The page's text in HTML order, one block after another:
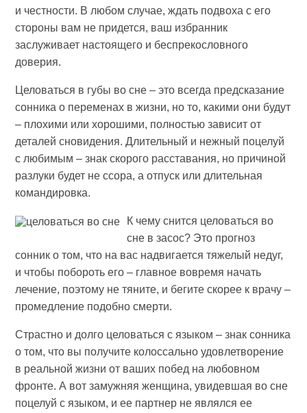
и честности. В любом случае, ждать подвоха с его
стороны вам не придется, ваш избранник
заслуживает настоящего и беспрекословного
доверия.
Целоваться в губы во сне – это всегда предсказание
сонника о переменах в жизни, но то, какими они будут
– плохими или хорошими, полностью зависит от
деталей сновидения. Длительный и нежный поцелуй
с любимым – знак скорого расставания, но причиной
разлуки будет не ссора, а отпуск или длительная
командировка.
К чему снится целоваться во
сне в засос? Это прогноз
сонник о том, что на вас надвигается тяжелый недуг,
и чтобы побороть его – главное вовремя начать
лечение, поэтому не тяните, и бегите скорее к врачу –
промедление подобно смерти.
Страстно и долго целоваться с языком – знак сонника
о том, что вы получите колоссально удовлетворение
в реальной жизни от ваших побед на любовном
фронте. А вот замужняя женщина, увидевшая во сне
поцелуй с языком, и ее партнер не являлся ее